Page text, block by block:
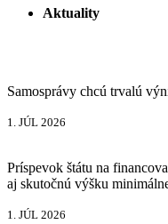
Aktuality
Samosprávy chcú trvalú
1. JÚL 2026
Príspevok štátu na
aj skutočnú výšku
1. JÚL 2026